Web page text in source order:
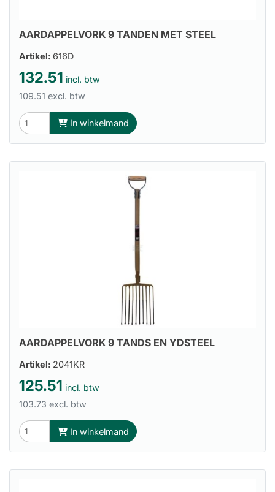
AARDAPPELVORK 9 TANDEN MET STEEL
Artikel: 616D
132.51 incl. btw
109.51 excl. btw
In winkelmand
AARDAPPELVORK 9 TANDS EN YDSTEEL
Artikel: 2041KR
125.51 incl. btw
103.73 excl. btw
In winkelmand